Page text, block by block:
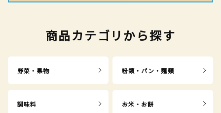
商品カテゴリから探す
野菜・果物 粉類・パン・麺類
調味料 お米・お餅